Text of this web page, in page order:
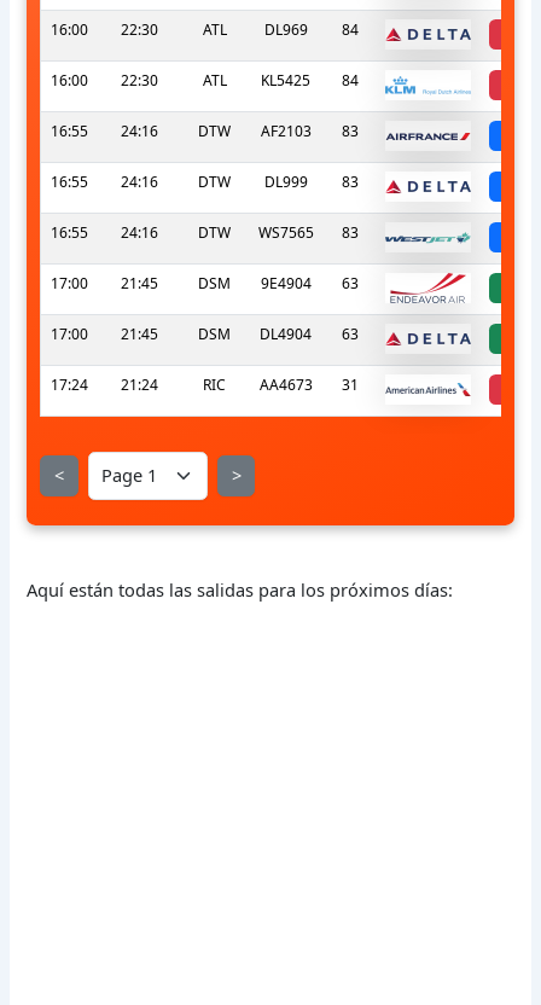
16:00 22:30 ATL DL969 84
16:00 22:30 ATL KL5425 84
16:55 24:16 DTW AF2103 83
16:55 24:16 DTW DL999 83
16:55 24:16 DTW WS7565 83
17:00 21:45 DSM 9E4904 63
17:00 21:45 DSM DL4904 63
17:24 21:24 RIC AA4673 31
< >
Aquí están todas las salidas para los próximos días: